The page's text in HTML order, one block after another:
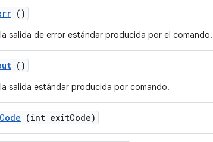
()
salida de error estándar producida por el comando.
()
salida estándar producida por comando.
Code (int exitCode)